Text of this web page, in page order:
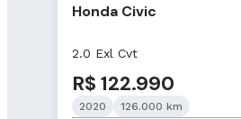
Honda Civic
2.0 Exl Cvt
R$ 122.990
2020 126.000 km